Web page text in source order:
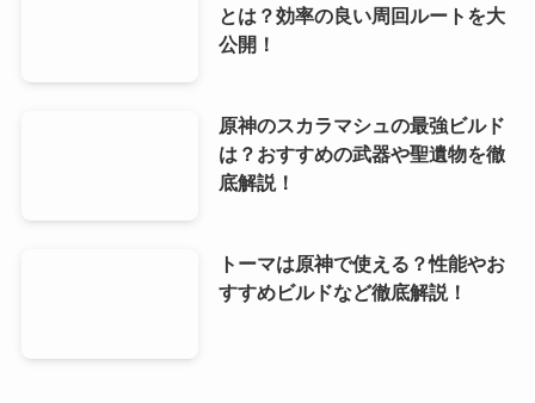
とは？効率の良い周回ルートを大
公開！
原神のスカラマシュの最強ビルド
は？おすすめの武器や聖遺物を徹
底解説！
トーマは原神で使える？性能やお
すすめビルドなど徹底解説！